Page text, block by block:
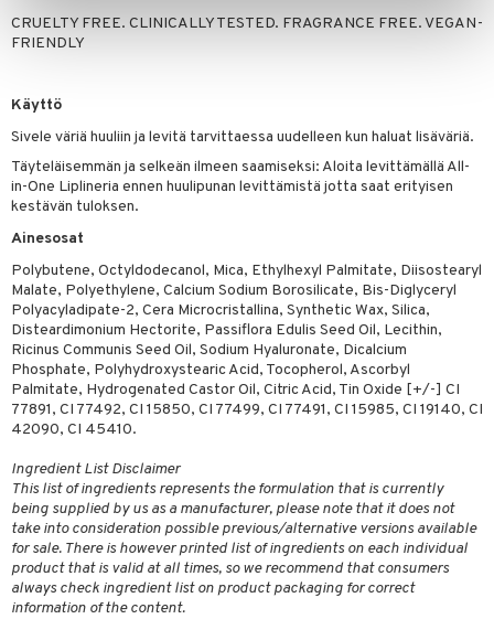
CRUELTY FREE. CLINICALLY TESTED. FRAGRANCE FREE. VEGAN-
FRIENDLY
Käyttö
Sivele väriä huuliin ja levitä tarvittaessa uudelleen kun haluat lisäväriä.
Täyteläisemmän ja selkeän ilmeen saamiseksi: Aloita levittämällä All-
in-One Liplineria ennen huulipunan levittämistä jotta saat erityisen
kestävän tuloksen.
Ainesosat
Polybutene, Octyldodecanol, Mica, Ethylhexyl Palmitate, Diisostearyl
Malate, Polyethylene, Calcium Sodium Borosilicate, Bis-Diglyceryl
Polyacyladipate-2, Cera Microcristallina, Synthetic Wax, Silica,
Disteardimonium Hectorite, Passiflora Edulis Seed Oil, Lecithin,
Ricinus Communis Seed Oil, Sodium Hyaluronate, Dicalcium
Phosphate, Polyhydroxystearic Acid, Tocopherol, Ascorbyl
Palmitate, Hydrogenated Castor Oil, Citric Acid, Tin Oxide [+/-] CI
77891, CI 77492, CI 15850, CI 77499, CI 77491, CI 15985, CI 19140, CI
42090, CI 45410.
Ingredient List Disclaimer
This list of ingredients represents the formulation that is currently
being supplied by us as a manufacturer, please note that it does not
take into consideration possible previous/alternative versions available
for sale. There is however printed list of ingredients on each individual
product that is valid at all times, so we recommend that consumers
always check ingredient list on product packaging for correct
information of the content.